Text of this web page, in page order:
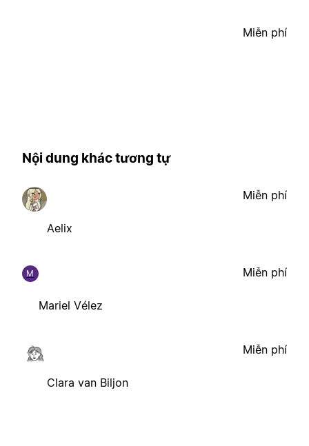
Miễn phí
Nội dung khác tương tự
Aelix
Miễn phí
M
Mariel Vélez
Miễn phí
Clara van Biljon
Miễn phí